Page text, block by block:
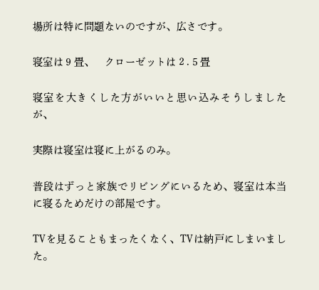
場所は特に問題ないのですが、広さです。
寝室は９畳、 クローゼットは２.５畳
寝室を大きくした方がいいと思い込みそうしました
が、
実際は寝室は寝に上がるのみ。
普段はずっと家族でリビングにいるため、寝室は本当
に寝るためだけの部屋です。
TVを見ることもまったくなく、TVは納戸にしまいまし
た。